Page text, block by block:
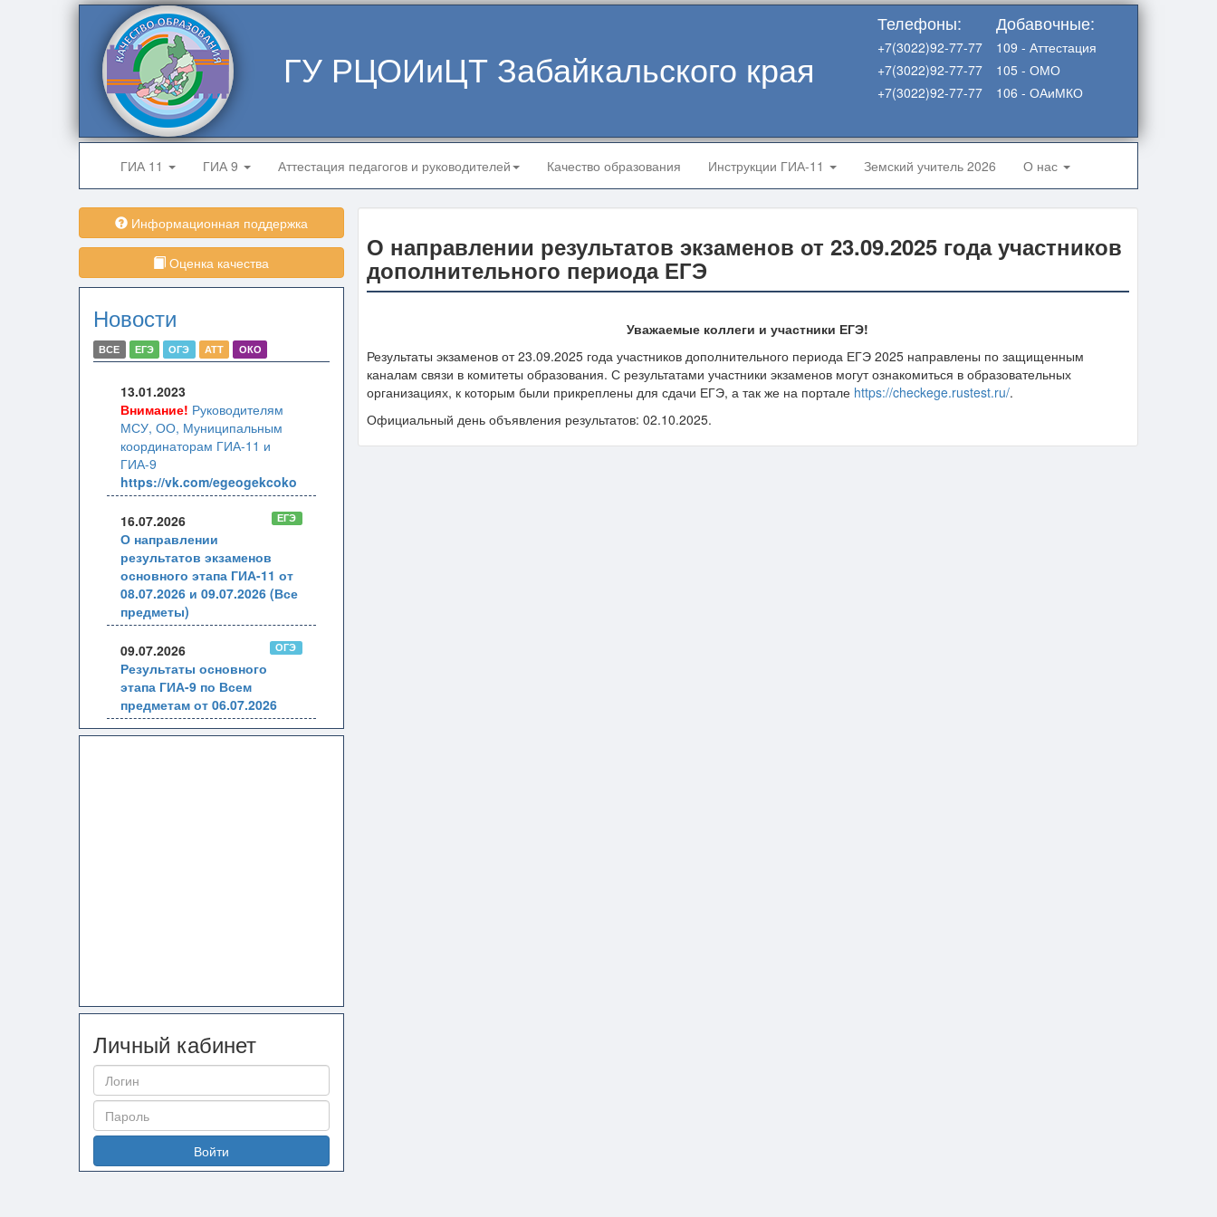
ГУ РЦОИиЦТ Забайкальского края
Добавочные:
109 - Аттестация
105 - ОМО
106 - ОАиМКО
Телефоны:
+7(3022)92-77-77
+7(3022)92-77-77
+7(3022)92-77-77
ГИА 11 ГИА 9 Аттестация педагогов и руководителей Качество образования Инструкции ГИА-11 Земский учитель 2026 О нас
Информационная поддержка
Оценка качества
Новости
ВСЕ ЕГЭ ОГЭ АТТ ОКО
13.01.2023
Внимание! Руководителям
МСУ, ОО, Муниципальным
координаторам ГИА-11 и
ГИА-9
https://vk.com/egeogekcoko
16.07.2026 ЕГЭ
О направлении
результатов экзаменов
основного этапа ГИА-11 от
08.07.2026 и 09.07.2026 (Все
предметы)
09.07.2026 ОГЭ
Результаты основного
этапа ГИА-9 по Всем
предметам от 06.07.2026
Личный кабинет
Войти
О направлении результатов экзаменов от 23.09.2025 года участников
дополнительного периода ЕГЭ
Уважаемые коллеги и участники ЕГЭ!
Результаты экзаменов от 23.09.2025 года участников дополнительного периода ЕГЭ 2025 направлены по защищенным
каналам связи в комитеты образования. С результатами участники экзаменов могут ознакомиться в образовательных
организациях, к которым были прикреплены для сдачи ЕГЭ, а так же на портале https://checkege.rustest.ru/.
Официальный день объявления результатов: 02.10.2025.